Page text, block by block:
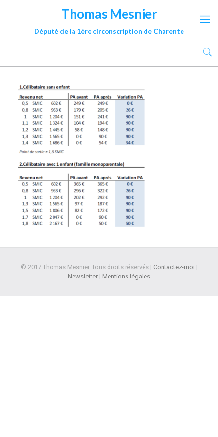
Thomas Mesnier
Député de la 1ère circonscription de Charente
© 2017 Thomas Mesnier. Tous droits réservés | Contactez-moi |
Newsletter | Mentions légales